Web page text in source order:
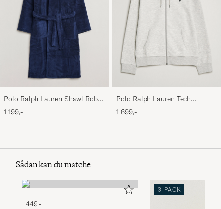
Polo Ralph Lauren Shawl Robe
Navy
1 199,-
Polo Ralph Lauren Tech
Performance Full Zip Light
Sport Heather
1 699,-
Sådan kan du matche
449,-
3-PACK